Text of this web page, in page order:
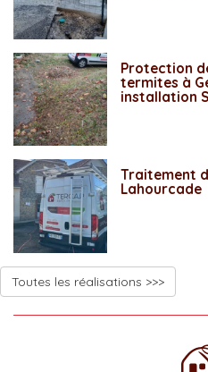
Protection
termites à
installation
Traitement
Lahourcade
Toutes les réalisations >>>